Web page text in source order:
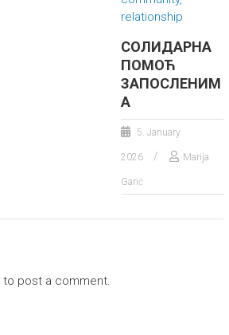
СОЛИДАРНА
ПОМОЋ
ЗАПОСЛЕНИМ
А
5. January
2026. Marija
Garić
to post a comment.